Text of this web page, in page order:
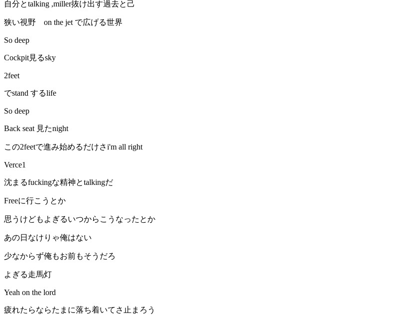
自分とtalking ,miller抜け出す過去と己
狭い視野 on the jet で広げる世界
So deep
Cockpit見るsky
2feet
でstand するlife
So deep
Back seat 見たnight
この2feetで進み始めるだけさi'm all right
Verce1
沈まるfuckingな精神とtalkingだ
Freeに行こうとか
思うけどもよぎるいつからこうなったとか
あの日なけりゃ俺はない
少なからず俺もお前もそうだろ
よぎる走馬灯
Yeah on the lord
疲れたらならたまに落ち着いてさ止まろう